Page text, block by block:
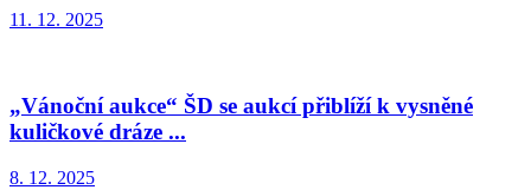
11. 12. 2025
„Vánoční aukce“ ŠD se aukcí přiblíží k vysněné
kuličkové dráze ...
8. 12. 2025